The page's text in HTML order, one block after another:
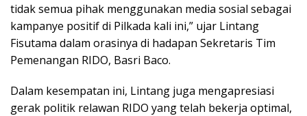
tidak semua pihak menggunakan media sosial sebagai
kampanye positif di Pilkada kali ini,” ujar Lintang
Fisutama dalam orasinya di hadapan Sekretaris Tim
Pemenangan RIDO, Basri Baco.
Dalam kesempatan ini, Lintang juga mengapresiasi
gerak politik relawan RIDO yang telah bekerja optimal,